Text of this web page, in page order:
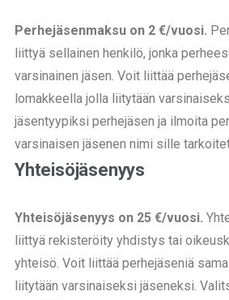
Perhejäsenmaksu on 2 €/vuosi.
liittyä sellainen henkilö, jonka
varsinainen jäsen. Voit liittää
lomakkeella jolla liitytään
jäsentyypiksi perhejäsen ja ilmoita
varsinaisen jäsenen nimi sille
Yhteisöjäsenyys
Yhteisöjäsenyys on 25 €/vuosi.
liittyä rekisteröity yhdistys tai
yhteisö. Voit liittää perhejäseniä
liitytään varsinaiseksi jäseneksi.